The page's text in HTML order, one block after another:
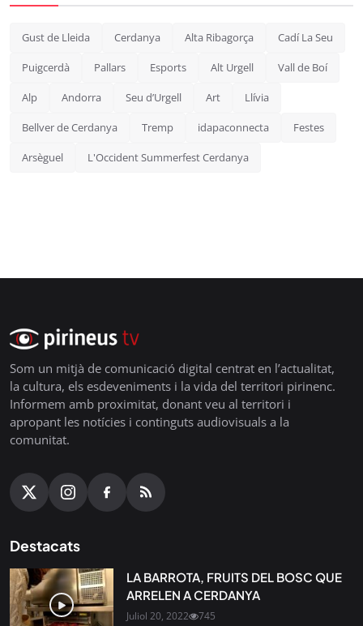
Gust de Lleida Cerdanya Alta Ribagorça Cadí La Seu
Puigcerdà Pallars Esports Alt Urgell Vall de Boí
Alp Andorra Seu d’Urgell Art Llívia
Bellver de Cerdanya Tremp idapaconnecta Festes
Arsèguel L'Occident Summerfest Cerdanya
Som un mitjà de comunicació digital centrat en l’actualitat,
la cultura, els esdeveniments i la vida del territori pirinenc.
Informem amb proximitat, donant veu al territori i
apropant les notícies i continguts audiovisuals a la
comunitat.
Destacats
LA BARROTA, FRUITS DEL BOSC QUE
ARRELEN A CERDANYA
Juliol 20, 2022 745